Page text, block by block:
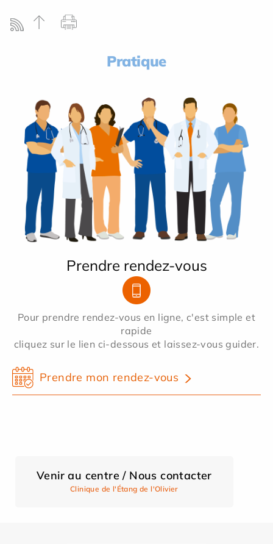
Pratique
Prendre rendez-vous
Pour prendre rendez-vous en ligne, c'est simple et
rapide
cliquez sur le lien ci-dessous et laissez-vous guider.
Prendre mon rendez-vous
Venir au centre / Nous contacter
Clinique de l'Étang de l'Olivier